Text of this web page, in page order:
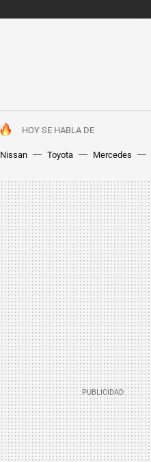
HOY SE HABLA DE
Nissan Toyota Mercedes